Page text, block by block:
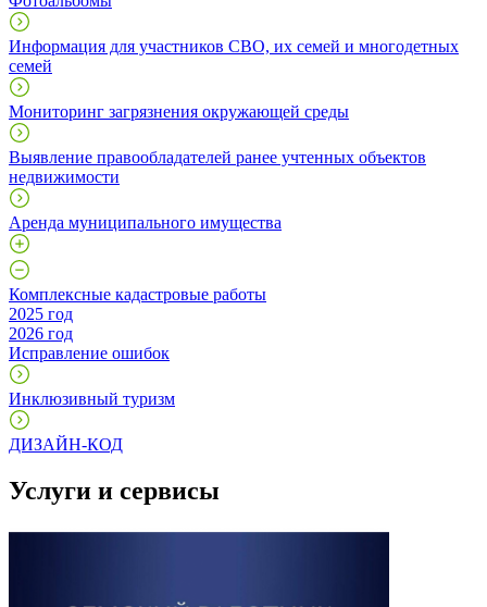
Информация для участников СВО, их семей и многодетных
семей
Мониторинг загрязнения окружающей среды
Выявление правообладателей ранее учтенных объектов
недвижимости
Аренда муниципального имущества
Комплексные кадастровые работы
2025 год
2026 год
Исправление ошибок
Инклюзивный туризм
ДИЗАЙН-КОД
Услуги и сервисы